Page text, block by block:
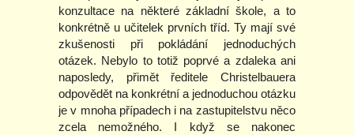
konzultace na některé základní škole, a to
konkrétně u učitelek prvních tříd. Ty mají své
zkušenosti při pokládání jednoduchých
otázek. Nebylo to totiž poprvé a zdaleka ani
naposledy, přimět ředitele Christelbauera
odpovědět na konkrétní a jednoduchou otázku
je v mnoha případech i na zastupitelstvu něco
zcela nemožného. I když se nakonec